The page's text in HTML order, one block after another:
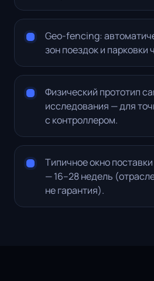
Geo-fencing:
зон поездок и парковки
Физический прототип
исследования — для
с контроллером.
Типичное окно
— 16–28 недель
не гарантия).